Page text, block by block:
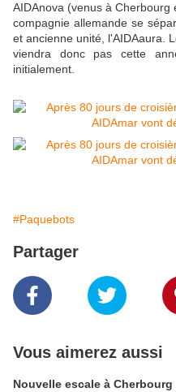
AIDAnova (venus à
compagnie allemande se
et ancienne unité, l'AIDAaura.
viendra donc pas cette
initialement.
#Paquebots
Partager
Vous aimerez aussi
Nouvelle escale à